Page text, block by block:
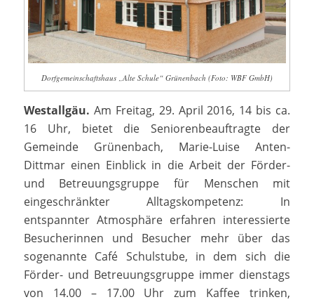
Dorfgemeinschaftshaus „Alte Schule“ Grünenbach (Foto: WBF GmbH)
Westallgäu. Am Freitag, 29. April 2016, 14 bis ca.
16 Uhr, bietet die Seniorenbeauftragte der
Gemeinde Grünenbach, Marie-Luise Anten-
Dittmar einen Einblick in die Arbeit der Förder-
und Betreuungsgruppe für Menschen mit
eingeschränkter Alltagskompetenz: In
entspannter Atmosphäre erfahren interessierte
Besucherinnen und Besucher mehr über das
sogenannte Café Schulstube, in dem sich die
Förder- und Betreuungsgruppe immer dienstags
von 14.00 – 17.00 Uhr zum Kaffee trinken,